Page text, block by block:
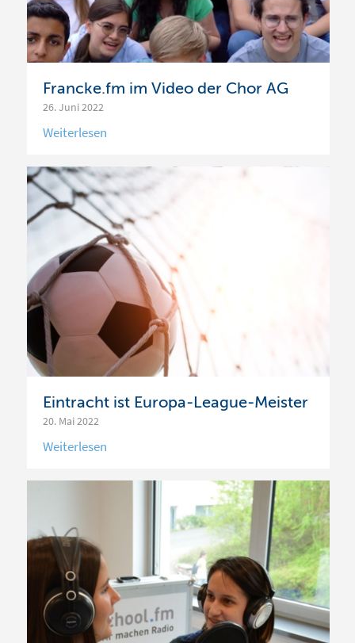
Francke.fm im Video der Chor AG
26. Juni 2022
Eintracht ist Europa-League-Meister
20. Mai 2022